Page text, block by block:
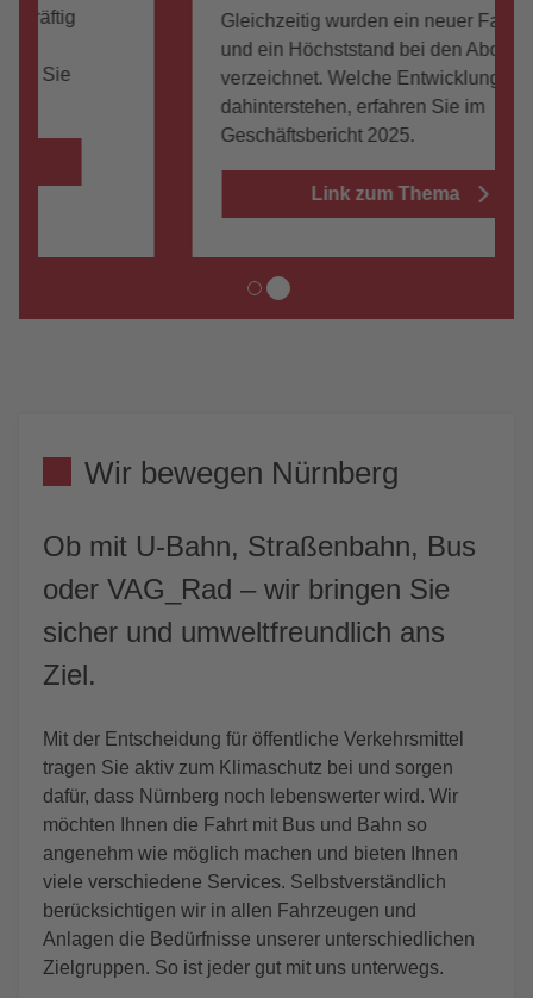
Gleichzeitig wurden ein neuer Fahrgastrekord
und ein Höchststand bei den Abonnements
verzeichnet. Welche Entwicklungen
dahinterstehen, erfahren Sie im
Geschäftsbericht 2025.
Wir bewegen Nürnberg
Ob mit U-Bahn, Straßenbahn, Bus
oder VAG_Rad – wir bringen Sie
sicher und umweltfreundlich ans
Ziel.
Mit der Entscheidung für öffentliche Verkehrsmittel
tragen Sie aktiv zum Klimaschutz bei und sorgen
dafür, dass Nürnberg noch lebenswerter wird. Wir
möchten Ihnen die Fahrt mit Bus und Bahn so
angenehm wie möglich machen und bieten Ihnen
viele verschiedene Services. Selbstverständlich
berücksichtigen wir in allen Fahrzeugen und
Anlagen die Bedürfnisse unserer unterschiedlichen
Zielgruppen. So ist jeder gut mit uns unterwegs.